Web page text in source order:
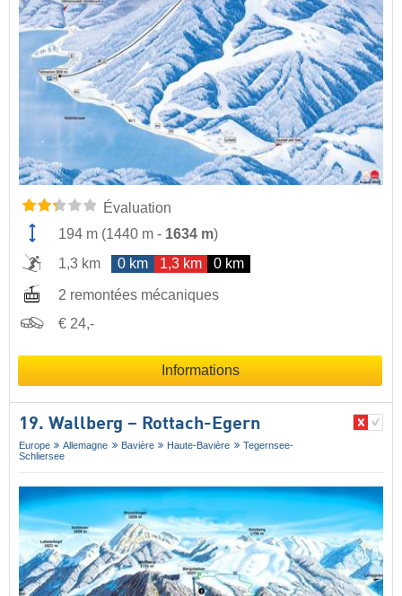
Évaluation
194 m (1440 m - 1634 m)
1,3 km
0 km 1,3 km 0 km
2 remontées mécaniques
€ 24,-
Informations
19. Wallberg – Rottach-Egern
Europe Allemagne Bavière Haute-Bavière
Tegernsee-
Schliersee